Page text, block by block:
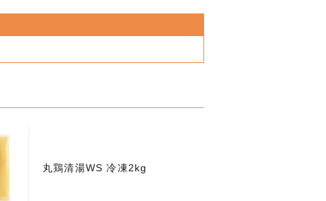
丸鶏清湯WS 冷凍2kg